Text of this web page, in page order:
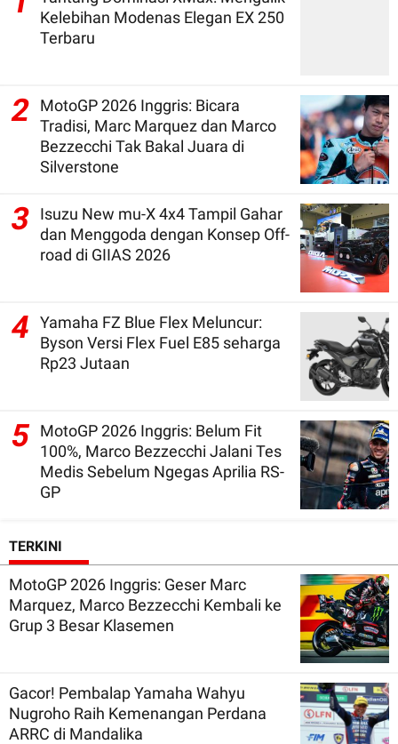
Kelebihan Modenas Elegan EX 250
Terbaru
2
MotoGP 2026 Inggris: Bicara
Tradisi, Marc Marquez dan Marco
Bezzecchi Tak Bakal Juara di
Silverstone
3
Isuzu New mu-X 4x4 Tampil Gahar
dan Menggoda dengan Konsep Off-
road di GIIAS 2026
4
Yamaha FZ Blue Flex Meluncur:
Byson Versi Flex Fuel E85 seharga
Rp23 Jutaan
5 MotoGP 2026 Inggris: Belum Fit
100%, Marco Bezzecchi Jalani Tes
Medis Sebelum Ngegas Aprilia RS-
GP
TERKINI
MotoGP 2026 Inggris: Geser Marc
Marquez, Marco Bezzecchi Kembali ke
Grup 3 Besar Klasemen
Gacor! Pembalap Yamaha Wahyu
Nugroho Raih Kemenangan Perdana
ARRC di Mandalika